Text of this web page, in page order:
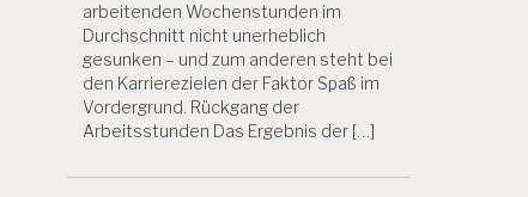
arbeitenden Wochenstunden im
Durchschnitt nicht unerheblich
gesunken – und zum anderen steht bei
den Karrierezielen der Faktor Spaß im
Vordergrund. Rückgang der
Arbeitsstunden Das Ergebnis der […]